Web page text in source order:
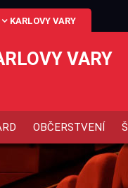
KARLOVY VARY
VARY
OBČERSTVENÍ